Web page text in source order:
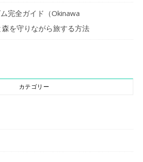
完全ガイド（Okinawa
を守りながら旅する方法
カテゴリー